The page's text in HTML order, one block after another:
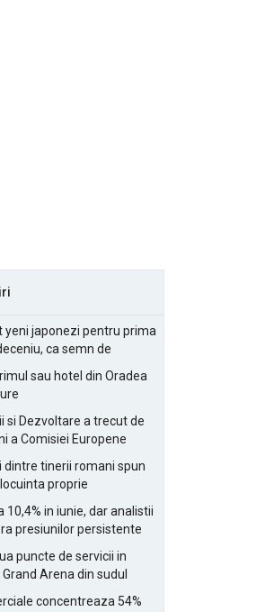
yeni japonezi pentru prima
ca semn de
sau hotel din Oradea
si Dezvoltare a trecut de
a Comisiei Europene
tinerii romani spun
proprie
10,4% in iunie, dar analistii
presiunilor persistente
puncte de servicii in
Arena din sudul
concentreaza 54%